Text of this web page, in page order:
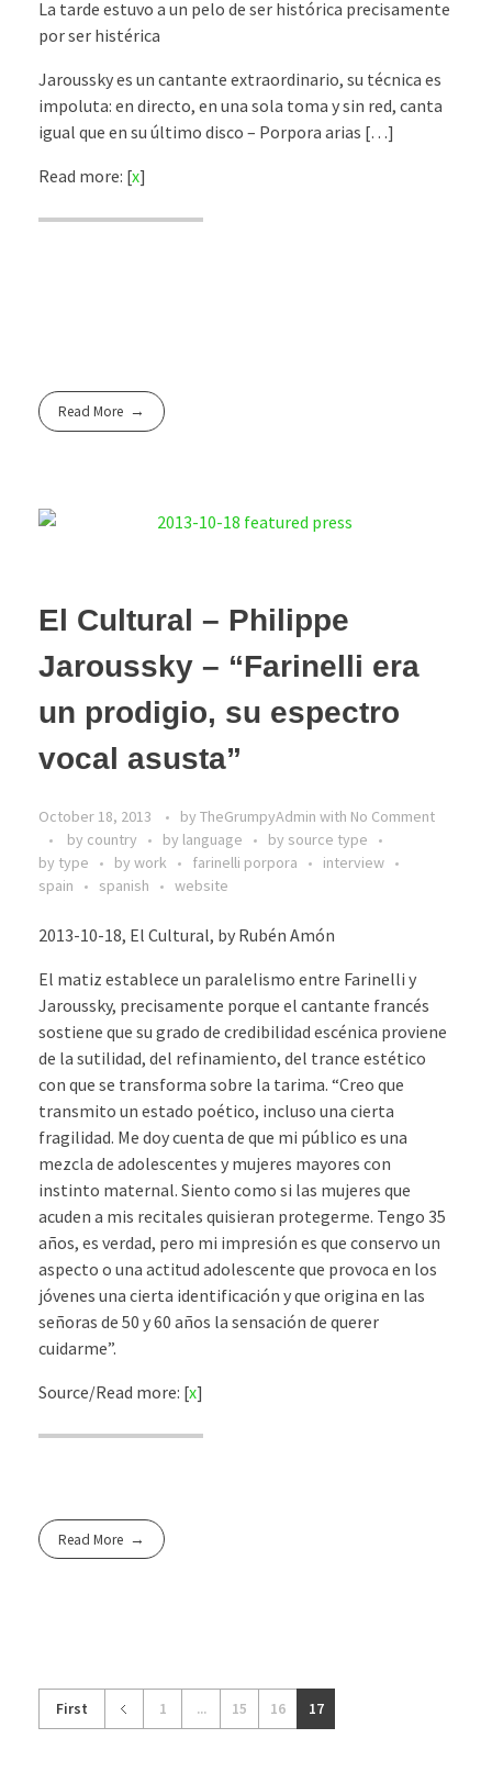
La tarde estuvo a un pelo de ser histórica precisamente
por ser histérica
Jaroussky es un cantante extraordinario, su técnica es
impoluta: en directo, en una sola toma y sin red, canta
igual que en su último disco – Porpora arias […]
Read more: [x]
Read More
El Cultural – Philippe
Jaroussky – “Farinelli era
un prodigio, su espectro
vocal asusta”
October 18, 2013 by TheGrumpyAdmin with No Comment
by country
by language
by source type
by type
by work farinelli porpora
interview
spain
spanish website
2013-10-18, El Cultural, by Rubén Amón
El matiz establece un paralelismo entre Farinelli y
Jaroussky, precisamente porque el cantante francés
sostiene que su grado de credibilidad escénica proviene
de la sutilidad, del refinamiento, del trance estético
con que se transforma sobre la tarima. “Creo que
transmito un estado poético, incluso una cierta
fragilidad. Me doy cuenta de que mi público es una
mezcla de adolescentes y mujeres mayores con
instinto maternal. Siento como si las mujeres que
acuden a mis recitales quisieran protegerme. Tengo 35
años, es verdad, pero mi impresión es que conservo un
aspecto o una actitud adolescente que provoca en los
jóvenes una cierta identificación y que origina en las
señoras de 50 y 60 años la sensación de querer
cuidarme”.
Source/Read more: [x]
Read More
First 1 ... 15 16 17